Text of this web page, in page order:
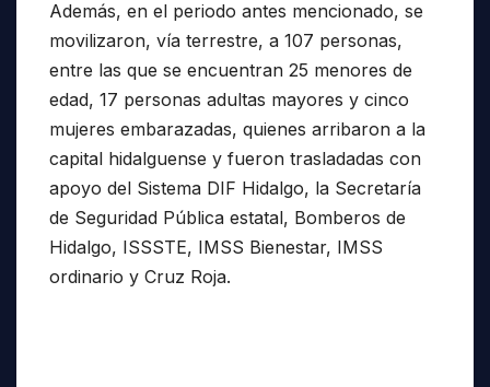
Además, en el periodo antes mencionado, se
movilizaron, vía terrestre, a 107 personas,
entre las que se encuentran 25 menores de
edad, 17 personas adultas mayores y cinco
mujeres embarazadas, quienes arribaron a la
capital hidalguense y fueron trasladadas con
apoyo del Sistema DIF Hidalgo, la Secretaría
de Seguridad Pública estatal, Bomberos de
Hidalgo, ISSSTE, IMSS Bienestar, IMSS
ordinario y Cruz Roja.